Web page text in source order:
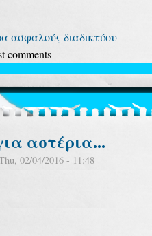
ασφαλούς διαδικτύου
comments
αστέρια...
02/04/2016 - 11:48